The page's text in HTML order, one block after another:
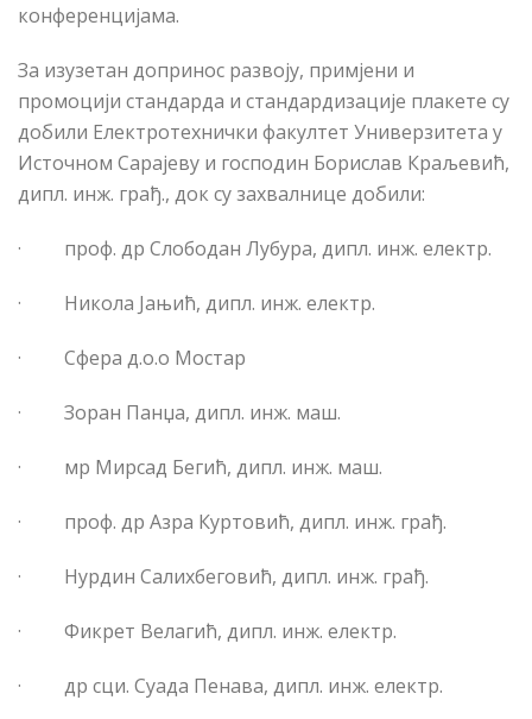
конференцијама.
За изузетан допринос развоју, примјени и
промоцији стандарда и стандардизације плакете су
добили Електротехнички факултет Универзитета у
Источном Сарајеву и господин Борислав Краљевић,
дипл. инж. грађ., док су захвалнице добили:
· проф. др Слободан Лубура, дипл. инж. електр.
· Никола Јањић, дипл. инж. електр.
· Сфера д.о.о Мостар
· Зоран Панџа, дипл. инж. маш.
· мр Мирсад Бегић, дипл. инж. маш.
· проф. др Азра Куртовић, дипл. инж. грађ.
· Нурдин Салихбеговић, дипл. инж. грађ.
· Фикрет Велагић, дипл. инж. електр.
· др сци. Суада Пенава, дипл. инж. електр.